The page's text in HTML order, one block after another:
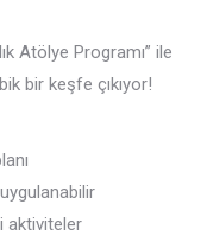
Atölye Programı” ile
bir keşfe çıkıyor!
aktiviteler